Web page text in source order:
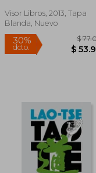
$ 71.000
$ 63.900
Visor Libros, 2013, Tapa
Blanda, Nuevo
30%
dcto.